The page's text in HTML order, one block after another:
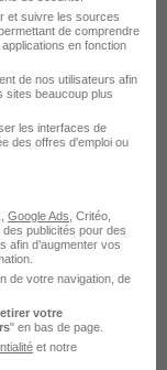
cette
acceptez les
de la
site
et suivre les sources
de comprendre
en fonction
de nos utilisateurs afin
sites beaucoup plus
les interfaces de
des offres d'emploi ou
Google Ads , Critéo,
publicités pour des
afin d’augmenter vos
de votre navigation, de
votre
" en bas de page.
et notre